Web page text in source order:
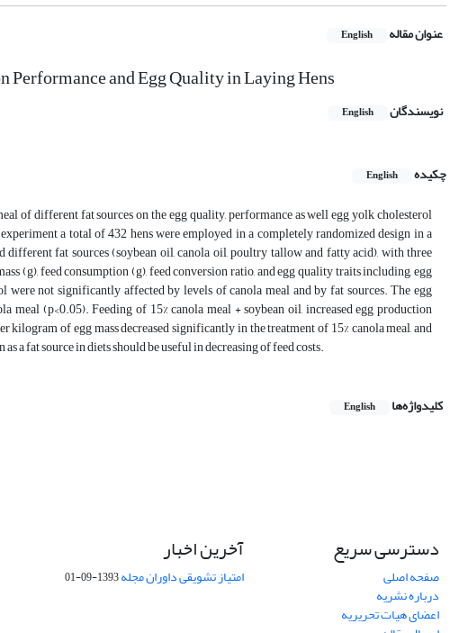
عنوان مقاله English
and Egg Quality in Laying Hens
نویسندگان English
چکیده English
of different fat sources on the egg quality, performance as well egg yolk cholesterol
a total of 432 hens were employed in a completely randomized design in a
fat sources (soybean oil, canola oil, poultry tallow and fatty acid), with three
(g), feed consumption (g), feed conversion ratio, and egg quality traits including, egg
not significantly affected by levels of canola meal and by fat sources. The egg
(p<0.05). Feeding of 15% canola meal + soybean oil, increased egg production
of egg mass decreased significantly in the treatment of 15% canola meal, and
a fat source in diets should be useful in decreasing of feed costs.
کلیدواژه‌ها English
دسترسی سریع
صفحه اصلی
درباره نشریه
اعضای هیات تحریریه
آخرین اخبار
امتیاز تشویقی داوران مجله1393-09-01